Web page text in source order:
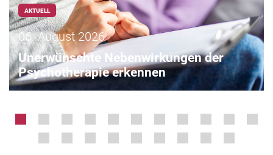
AKTUELL
06. August 2026
Unerwünschte Nebenwirkungen der
Psychotherapie erkennen